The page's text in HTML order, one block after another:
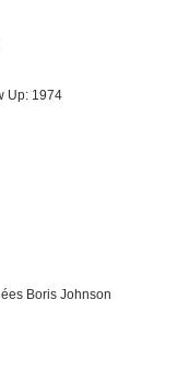
Up: 1974
Boris Johnson